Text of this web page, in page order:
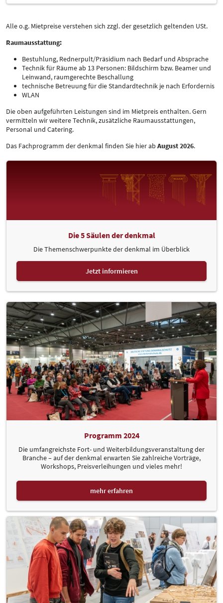
Alle o.g. Mietpreise verstehen sich zzgl. der gesetzlich geltenden USt.
Raumausstattung:
Bestuhlung, Rednerpult/Präsidium nach Bedarf und Absprache
Technik für Räume ab 13 Personen: Bildschirm bzw. Beamer und
Leinwand, raumgerechte Beschallung
technische Betreuung für die Standardtechnik je nach Erfordernis
WLAN
Die oben aufgeführten Leistungen sind im Mietpreis enthalten. Gern
vermitteln wir weitere Technik, zusätzliche Raumausstattungen,
Personal und Catering.
Das Fachprogramm der denkmal finden Sie hier ab August 2026.
Die 5 Säulen der denkmal
Die Themenschwerpunkte der denkmal im Überblick
Jetzt informieren
Programm 2024
Die umfangreichste Fort- und Weiterbildungsveranstaltung der
Branche – auf der denkmal erwarten Sie zahlreiche Vorträge,
Workshops, Preisverleihungen und vieles mehr!
mehr erfahren